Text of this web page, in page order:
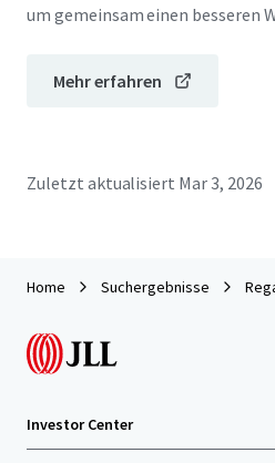
um gemeinsam einen besseren
Mehr erfahren
Zuletzt aktualisiert Mar 3, 2026
Home Suchergebnisse
Investor Center